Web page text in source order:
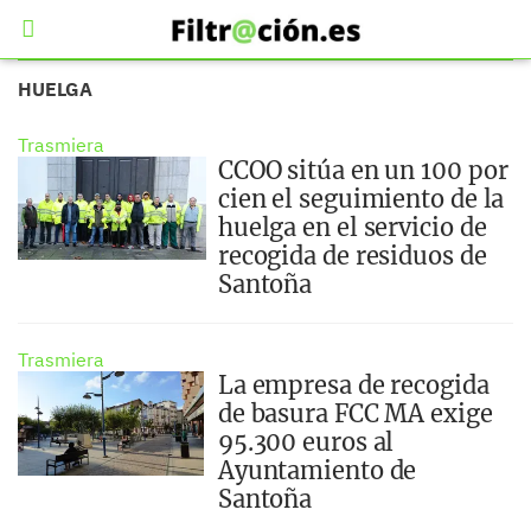
HUELGA
Trasmiera
CCOO sitúa en un 100 por
cien el seguimiento de la
huelga en el servicio de
recogida de residuos de
Santoña
Trasmiera
La empresa de recogida
de basura FCC MA exige
95.300 euros al
Ayuntamiento de
Santoña